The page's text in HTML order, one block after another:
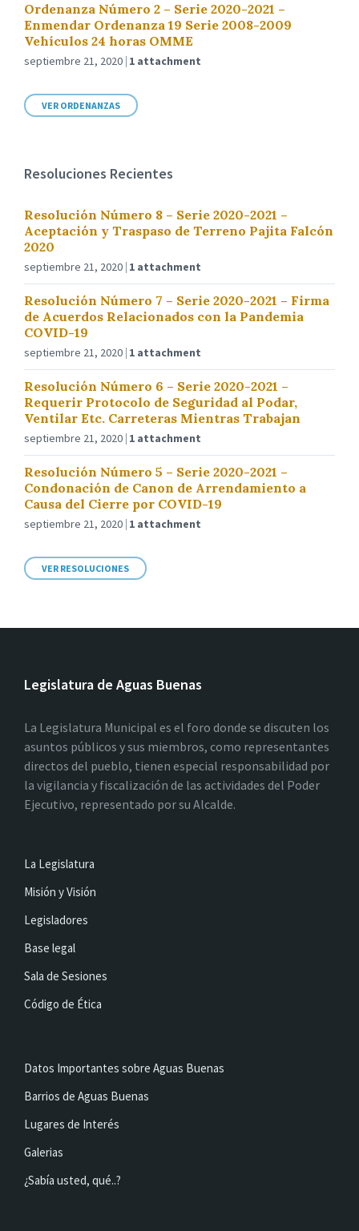
Ordenanza Número 2 – Serie 2020-2021 –
Enmendar Ordenanza 19 Serie 2008-2009
Vehículos 24 horas OMME
septiembre 21, 2020 1 attachment
VER ORDENANZAS
Resoluciones Recientes
Resolución Número 8 – Serie 2020-2021 –
Aceptación y Traspaso de Terreno Pajita Falcón
2020
septiembre 21, 2020 1 attachment
Resolución Número 7 – Serie 2020-2021 – Firma
de Acuerdos Relacionados con la Pandemia
COVID-19
septiembre 21, 2020 1 attachment
Resolución Número 6 – Serie 2020-2021 –
Requerir Protocolo de Seguridad al Podar,
Ventilar Etc. Carreteras Mientras Trabajan
septiembre 21, 2020 1 attachment
Resolución Número 5 – Serie 2020-2021 –
Condonación de Canon de Arrendamiento a
Causa del Cierre por COVID-19
septiembre 21, 2020 1 attachment
VER RESOLUCIONES
Legislatura de Aguas Buenas
La Legislatura Municipal es el foro donde se discuten los
asuntos públicos y sus miembros, como representantes
directos del pueblo, tienen especial responsabilidad por
la vigilancia y fiscalización de las actividades del Poder
Ejecutivo, representado por su Alcalde.
La Legislatura
Misión y Visión
Legisladores
Base legal
Sala de Sesiones
Código de Ética
Datos Importantes sobre Aguas Buenas
Barrios de Aguas Buenas
Lugares de Interés
Galerias
¿Sabía usted, qué..?